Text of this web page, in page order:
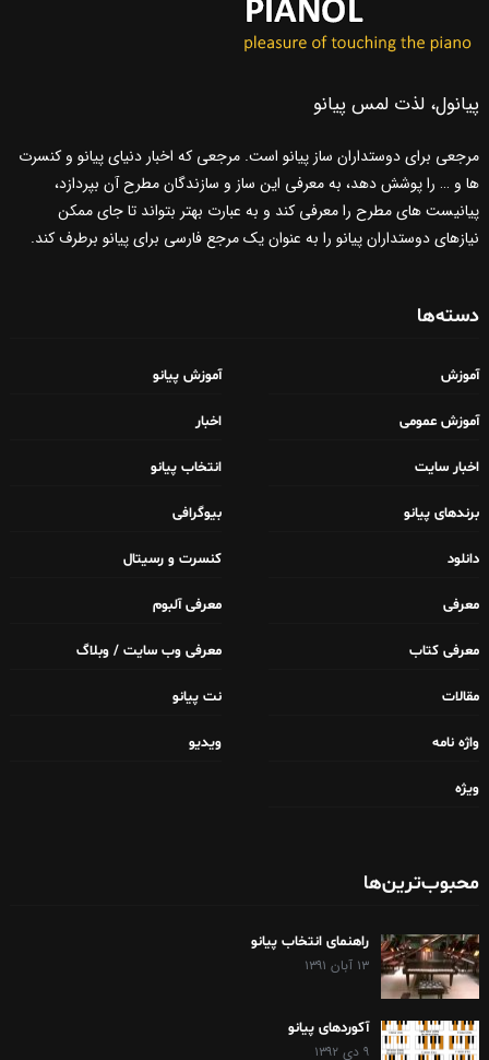
پیانول، لذت لمس پیانو
مرجعی برای دوستداران ساز پیانو است. مرجعی که اخبار دنیای پیانو و کنسرت
ها و … را پوشش دهد، به معرفی این ساز و سازندگان مطرح آن بپردازد،
پیانیست های مطرح را معرفی کند و به عبارت بهتر بتواند تا جای ممکن
نیازهای دوستداران پیانو را به عنوان یک مرجع فارسی برای پیانو برطرف کند.
دسته‌ها
آموزش آموزش پیانو
آموزش عمومی اخبار
اخبار سایت انتخاب پیانو
برندهای پیانو بیوگرافی
دانلود کنسرت و رسیتال
معرفی معرفی آلبوم
معرفی کتاب معرفی وب سایت / وبلاگ
مقالات نت پیانو
واژه نامه ویدیو
ویژه
محبوب‌ترین‌ها
راهنمای انتخاب پیانو
۱۳ آبان ۱۳۹۱
آکوردهای پیانو
۹ دی ۱۳۹۲